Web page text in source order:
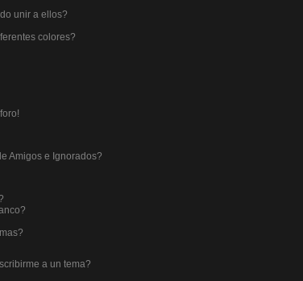
unir a ellos?
colores?
Amigos e Ignorados?
a un tema?